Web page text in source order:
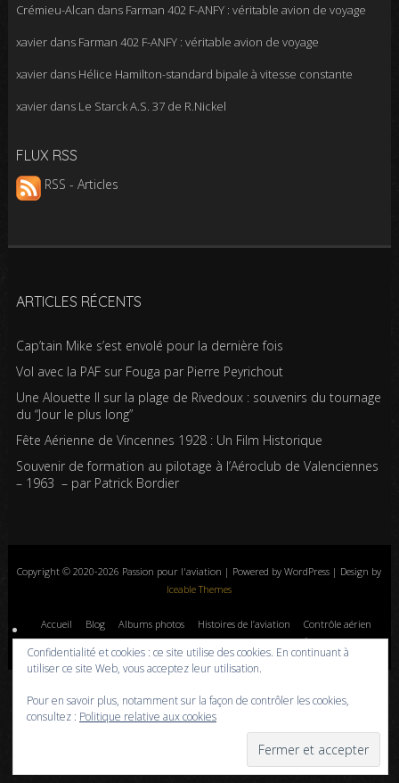
Crémieu-Alcan dans Farman 402 F-ANFY : véritable avion de voyage
xavierdans Farman 402 F-ANFY : véritable avion de voyage
xavierdans Hélice Hamilton-standard bipale à vitesse constante
xavierdans Le Starck A.S. 37 de R.Nickel
FLUX RSS
RSS - Articles
ARTICLES RÉCENTS
Cap’tain Mike s’est envolé pour la dernière fois
Vol avec la PAF sur Fouga par Pierre Peyrichout
Une Alouette II sur la plage de Rivedoux : souvenirs du tournage
du “Jour le plus long”
Fête Aérienne de Vincennes 1928 : Un Film Historique
Souvenir de formation au pilotage à l’Aéroclub de Valenciennes
– 1963 – par Patrick Bordier
Copyright © 2020-2026 Passion pour l'aviation | Powered by WordPress | Design by
Iceable Themes
Accueil Blog Albums photos Histoires de l’aviation
Contrôle aérien
Livres
Liens A propos Contact Politique de confidentialité
Confidentialité et cookies : ce site utilise des cookies. En continuant à
utiliser ce site Web, vous acceptez leur utilisation.
Pour en savoir plus, notamment sur la façon de contrôler les cookies,
consultez : Politique relative aux cookies